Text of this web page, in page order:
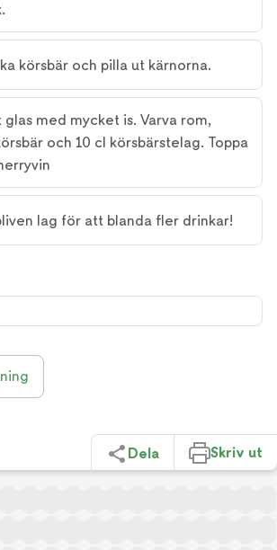
körsbär och pilla ut kärnorna.
med mycket is. Varva rom,
och 10 cl körsbärstelag. Toppa
lag för att blanda fler drinkar!
Dela Skriv ut